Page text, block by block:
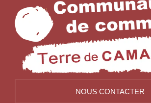
NOUS CONTACTER